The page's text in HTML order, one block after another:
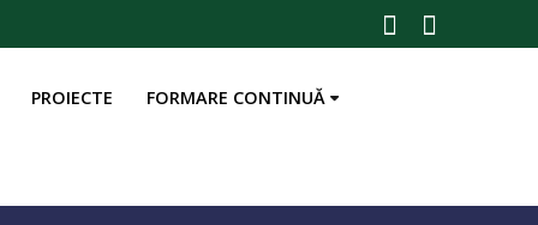
PROIECTE FORMARE CONTINUĂ